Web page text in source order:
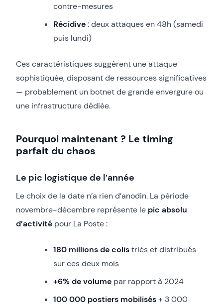
contre-mesures
Récidive: deux attaques en 48h (samedi
puis lundi)
Ces caractéristiques suggèrent une attaque
sophistiquée, disposant de ressources significatives
— probablement un botnet de grande envergure ou
une infrastructure dédiée.
Pourquoi maintenant ? Le timing
parfait du chaos
Le pic logistique de l’année
Le choix de la date n’a rien d’anodin. La période
novembre-décembre représente le pic absolu
d’activité pour La Poste :
180 millions de colistriés et distribués
sur ces deux mois
+6% de volume par rapport à 2024
100 000 postiers mobilisés+ 3 000